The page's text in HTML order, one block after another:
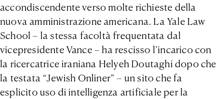
accondiscendente verso molte richieste della
nuova amministrazione americana. La Yale Law
School – la stessa facoltà frequentata dal
vicepresidente Vance – ha rescisso l’incarico con
la ricercatrice iraniana Helyeh Doutaghi dopo che
la testata “Jewish Onliner” – un sito che fa
esplicito uso di intelligenza artificiale per la